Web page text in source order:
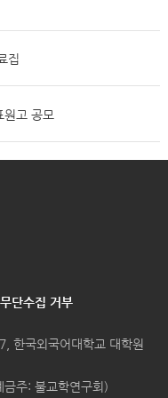
집
고 공모
단수집 거부
한국외국어대학교 대학원
주: 불교학연구회)